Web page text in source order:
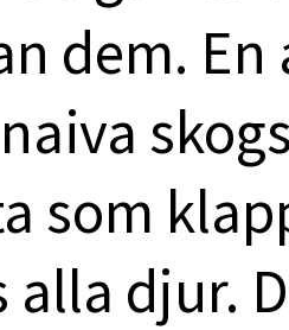
dem. En
som
alla djur.